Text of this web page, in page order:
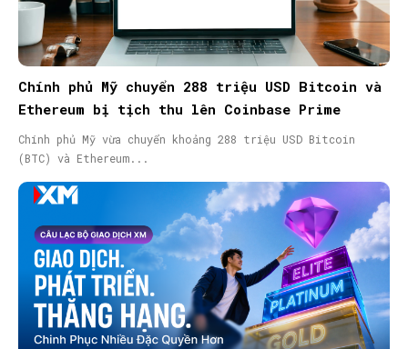
Chính phủ Mỹ chuyển 288 triệu USD Bitcoin và
Ethereum bị tịch thu lên Coinbase Prime
Chính phủ Mỹ vừa chuyển khoảng 288 triệu USD Bitcoin
(BTC) và Ethereum...